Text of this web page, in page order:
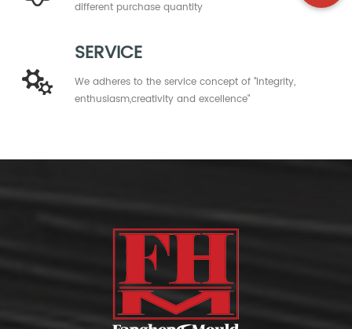
different purchase quantity
SERVICE
We adheres to the service concept of "integrity,
enthusiasm,creativity and excellence"